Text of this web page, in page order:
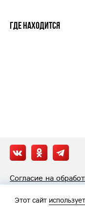
Где находится
Согласие на
Этот сайт